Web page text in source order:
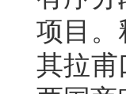
项目。
其拉甫